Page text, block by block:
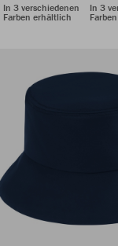
In 3 verschiedenen
Farben erhältlich
In 3